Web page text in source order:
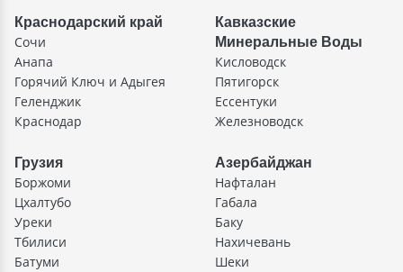
Краснодарский край
Сочи
Анапа
Горячий Ключ и Адыгея
Геленджик
Краснодар
Кавказские
Минеральные Воды
Кисловодск
Пятигорск
Ессентуки
Железноводск
Грузия
Боржоми
Цхалтубо
Уреки
Тбилиси
Батуми
Азербайджан
Нафталан
Габала
Баку
Нахичевань
Шеки